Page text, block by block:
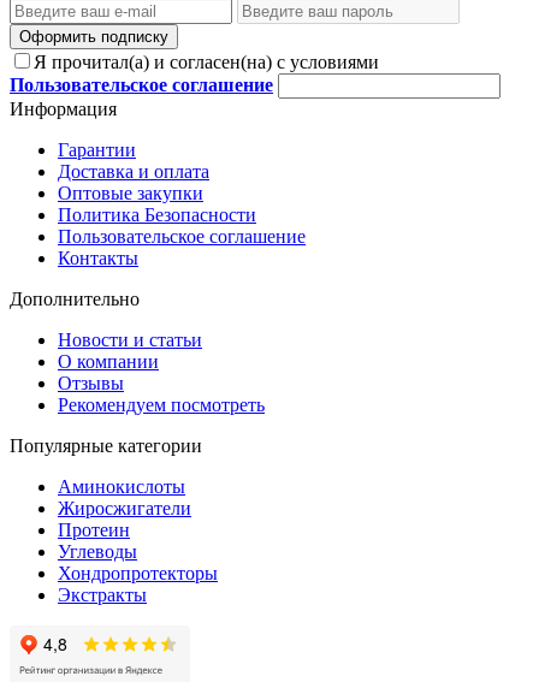
Оформить подписку
Я прочитал(а) и согласен(на) с условиями
Пользовательское соглашение
Информация
Гарантии
Доставка и оплата
Оптовые закупки
Политика Безопасности
Пользовательское соглашение
Контакты
Дополнительно
Новости и статьи
О компании
Отзывы
Рекомендуем посмотреть
Популярные категории
Аминокислоты
Жиросжигатели
Протеин
Углеводы
Хондропротекторы
Экстракты